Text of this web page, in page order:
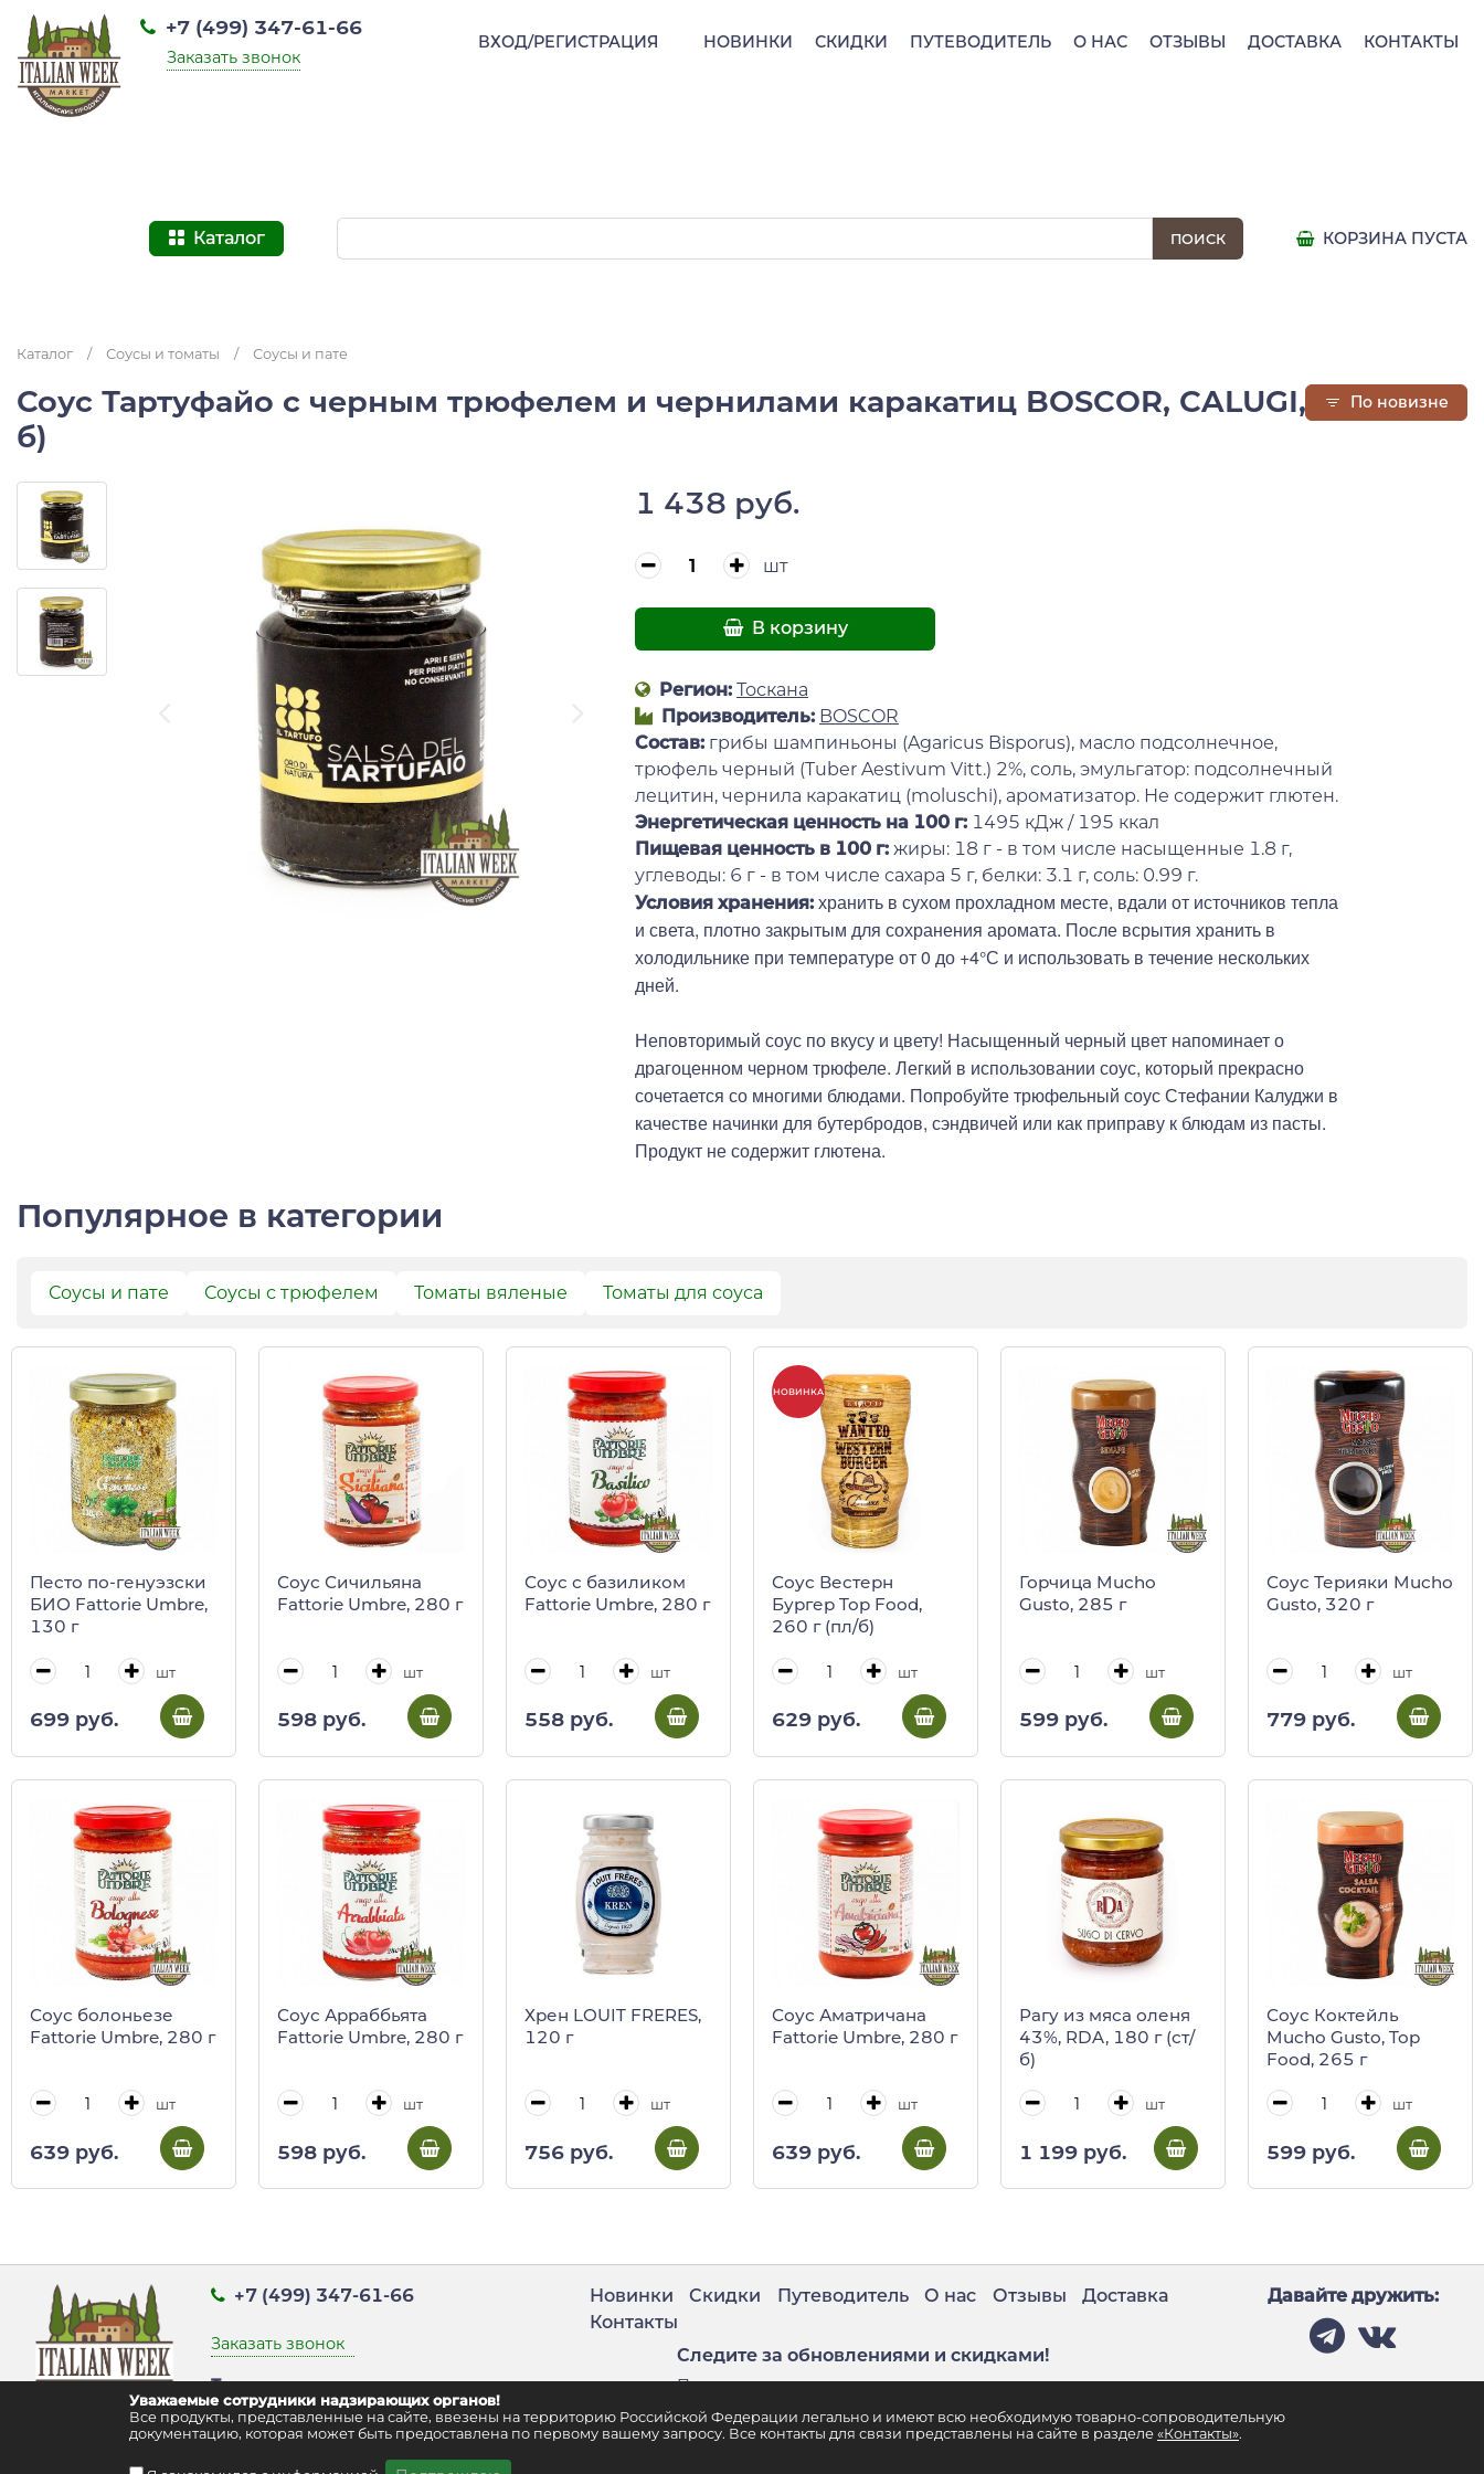
НОВИНКИ СКИДКИ ПУТЕВОДИТЕЛЬ О НАС ОТЗЫВЫ ДОСТАВКА КОНТАКТЫ
+7 (499) 347-61-66
Заказать звонок
ВХОД/РЕГИСТРАЦИЯ
Каталог КОРЗИНА ПУСТА
Каталог / Соусы и томаты / Соусы и пате
Соус Тартуфайо с черным трюфелем и чернилами каракатиц BOSCOR, CALUGI, 85 г (ст/
б)
1 438 руб.
шт
В корзину
Регион: Тоскана
Производитель: BOSCOR
Состав: грибы шампиньоны (Agaricus Bisporus), масло подсолнечное,
трюфель черный (Tuber Aestivum Vitt.) 2%, соль, эмульгатор: подсолнечный
лецитин, чернила каракатиц (moluschi), ароматизатор. Не содержит глютен.
Энергетическая ценность на 100 г: 1495 кДж / 195 ккал
Пищевая ценность в 100 г: жиры: 18 г - в том числе насыщенные 1.8 г,
углеводы: 6 г - в том числе сахара 5 г, белки: 3.1 г, соль: 0.99 г.
Условия хранения: хранить в сухом прохладном месте, вдали от источников тепла
и света, плотно закрытым для сохранения аромата. После всрытия хранить в
холодильнике при температуре от 0 до +4°С и использовать в течение нескольких
дней.
Неповторимый соус по вкусу и цвету! Насыщенный черный цвет напоминает о
драгоценном черном трюфеле. Легкий в использовании соус, который прекрасно
сочетается со многими блюдами. Попробуйте трюфельный соус Стефании Калуджи в
качестве начинки для бутербродов, сэндвичей или как приправу к блюдам из пасты.
Продукт не содержит глютена.
Популярное в категории
По новизне
Соусы и пате Соусы с трюфелем Томаты вяленые Томаты для соуса
Песто по-генуэзски
БИО Fattorie Umbre,
130 г
шт
699 руб.
Соус Сичильяна
Fattorie Umbre, 280 г
шт
598 руб.
Соус с базиликом
Fattorie Umbre, 280 г
шт
558 руб.
НОВИНКА
Соус Вестерн
Бургер Top Food,
260 г (пл/б)
шт
629 руб.
Горчица Mucho
Gusto, 285 г
шт
599 руб.
Соус Терияки Mucho
Gusto, 320 г
шт
779 руб.
Соус болоньезе
Fattorie Umbre, 280 г
шт
639 руб.
Соус Арраббьята
Fattorie Umbre, 280 г
шт
598 руб.
Хрен LOUIT FRERES,
120 г
шт
756 руб.
Соус Аматричана
Fattorie Umbre, 280 г
шт
639 руб.
Рагу из мяса оленя
43%, RDA, 180 г (ст/
б)
шт
1 199 руб.
Соус Коктейль
Mucho Gusto, Top
Food, 265 г
шт
599 руб.
Уважаемые сотрудники надзирающих органов!
Все продукты, представленные на сайте, ввезены на территорию Российской Федерации легально и имеют всю необходимую товарно-сопроводительную
документацию, которая может быть предоставлена по первому вашему запросу. Все контакты для связи представлены на сайте в разделе «Контакты».
+7 (499) 347-61-66
Заказать звонок
Точка выдачи заказов:
г. Москва, ул. Воздвиженка д. 9 стр. 2
Новинки Скидки Путеводитель О нас Отзывы
Доставка
Контакты
Следите за обновлениями и скидками!
Подпишитесь на нашу рассылку
Давайте дружить: